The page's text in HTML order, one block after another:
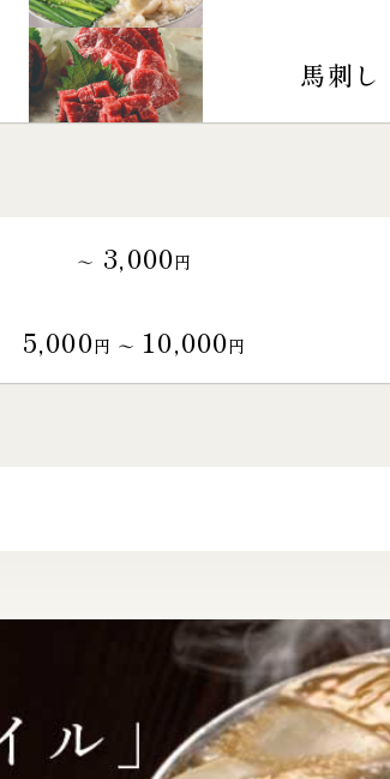
馬刺し
～ 3,000円
5,000円 〜 10,000円